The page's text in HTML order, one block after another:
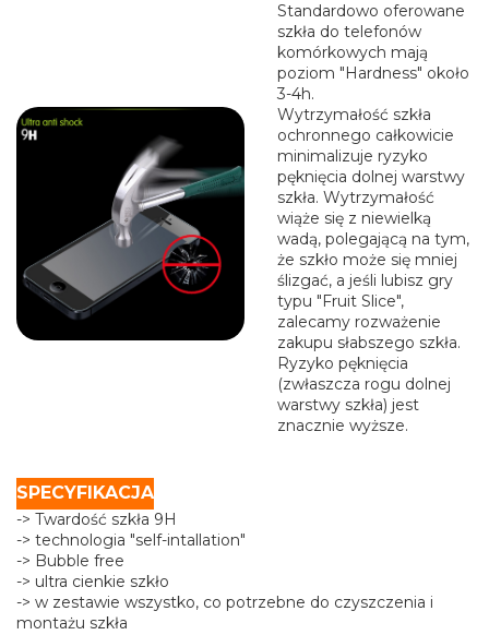
Standardowo oferowane
szkła do telefonów
komórkowych mają
poziom "Hardness" około
3-4h.
Wytrzymałość szkła
ochronnego całkowicie
minimalizuje ryzyko
pęknięcia dolnej warstwy
szkła. Wytrzymałość
wiąże się z niewielką
wadą, polegającą na tym,
że szkło może się mniej
ślizgać, a jeśli lubisz gry
typu "Fruit Slice",
zalecamy rozważenie
zakupu słabszego szkła.
Ryzyko pęknięcia
(zwłaszcza rogu dolnej
warstwy szkła) jest
znacznie wyższe.
SPECYFIKACJA
-> Twardość szkła 9H
-> technologia "self-intallation"
-> Bubble free
-> ultra cienkie szkło
-> w zestawie wszystko, co potrzebne do czyszczenia i
montażu szkła